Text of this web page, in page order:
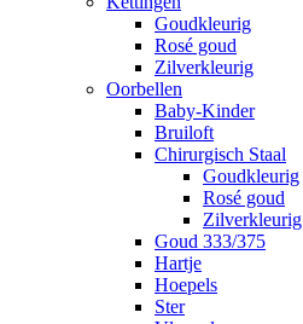
Goudkleurig
Rosé goud
Zilverkleurig
Oorbellen
Baby-Kinder
Bruiloft
Chirurgisch Staal
Goudkleurig
Rosé goud
Zilverkleurig
Goud 333/375
Hartje
Hoepels
Ster